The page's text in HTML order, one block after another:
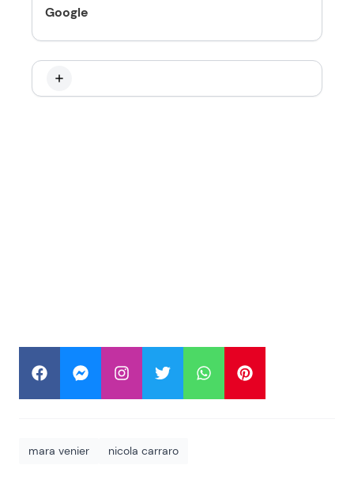
Google
mara venier nicola carraro